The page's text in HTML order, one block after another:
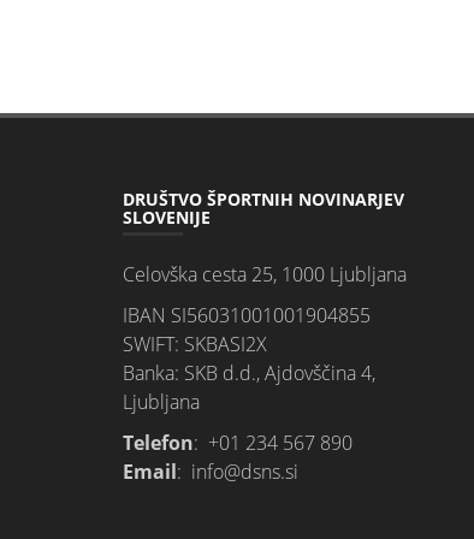
DRUŠTVO ŠPORTNIH NOVINARJEV
SLOVENIJE
Celovška cesta 25, 1000 Ljubljana
IBAN SI56031001001904855
SWIFT: SKBASI2X
Banka: SKB d.d., Ajdovščina 4,
Ljubljana
Telefon: +01 234 567 890
Email: info@dsns.si